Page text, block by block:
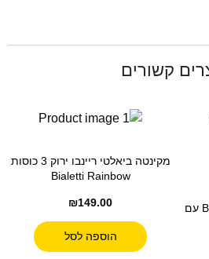
קשורים
מטחנת קפה Bezzera BB005 עם
מקינטה ביאלטי ריינבו ירוק 3 כוסות
Bialetti Rainbow
₪149.00
הוספה לסל